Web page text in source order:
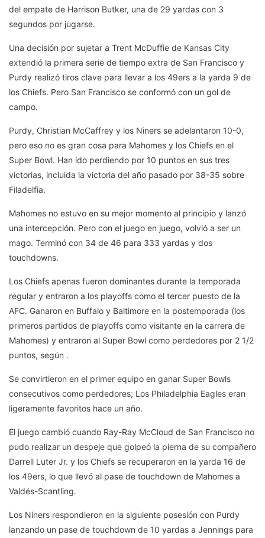
del empate de Harrison Butker, una de 29 yardas con 3
segundos por jugarse.
Una decisión por sujetar a Trent McDuffie de Kansas City
extendió la primera serie de tiempo extra de San Francisco y
Purdy realizó tiros clave para llevar a los 49ers a la yarda 9 de
los Chiefs. Pero San Francisco se conformó con un gol de
campo.
Purdy, Christian McCaffrey y los Niners se adelantaron 10-0,
pero eso no es gran cosa para Mahomes y los Chiefs en el
Super Bowl. Han ido perdiendo por 10 puntos en sus tres
victorias, incluida la victoria del año pasado por 38-35 sobre
Filadelfia.
Mahomes no estuvo en su mejor momento al principio y lanzó
una intercepción. Pero con el juego en juego, volvió a ser un
mago. Terminó con 34 de 46 para 333 yardas y dos
touchdowns.
Los Chiefs apenas fueron dominantes durante la temporada
regular y entraron a los playoffs como el tercer puesto de la
AFC. Ganaron en Buffalo y Baltimore en la postemporada (los
primeros partidos de playoffs como visitante en la carrera de
Mahomes) y entraron al Super Bowl como perdedores por 2 1/2
puntos, según .
Se convirtieron en el primer equipo en ganar Super Bowls
consecutivos como perdedores; Los Philadelphia Eagles eran
ligeramente favoritos hace un año.
El juego cambió cuando Ray-Ray McCloud de San Francisco no
pudo realizar un despeje que golpeó la pierna de su compañero
Darrell Luter Jr. y los Chiefs se recuperaron en la yarda 16 de
los 49ers, lo que llevó al pase de touchdown de Mahomes a
Valdés-Scantling.
Los Niners respondieron en la siguiente posesión con Purdy
lanzando un pase de touchdown de 10 yardas a Jennings para